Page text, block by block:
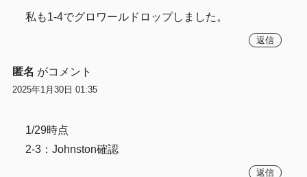
私も1-4でグロワールドロップしました。
返信
匿名 がコメント
2025年1月30日 01:35
1/29時点
2-3：Johnston確認
返信